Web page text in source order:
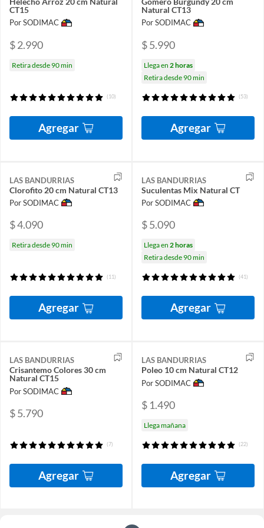
CT15
Por SODIMAC
$ 2.990
Retira desde 90 min
(10)
Agregar
Natural CT13
Por SODIMAC
$ 5.990
Llega en 2 horas
Retira desde 90 min
(53)
Agregar
LAS BANDURRIAS
Clorofito 20 cm Natural CT13
Por SODIMAC
$ 4.090
Retira desde 90 min
(11)
Agregar
LAS BANDURRIAS
Suculentas Mix Natural CT
Por SODIMAC
$ 5.090
Llega en 2 horas
Retira desde 90 min
(41)
Agregar
LAS BANDURRIAS
Crisantemo Colores 30 cm
Natural CT15
Por SODIMAC
$ 5.790
(7)
Agregar
LAS BANDURRIAS
Poleo 10 cm Natural CT12
Por SODIMAC
$ 1.490
Llega mañana
(22)
Agregar